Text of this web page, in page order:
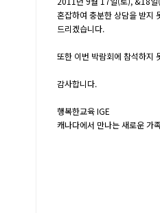
혼잡하여 충분한 상담을 받지
드리겠습니다.
또한 이번 박람회에 참석하지
감사합니다.
행복한교육 IGE
캐나다에서 만나는 새로운 가